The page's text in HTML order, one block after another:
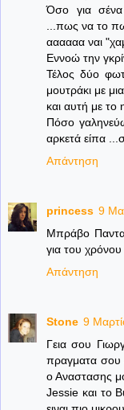
Όσο για
...πως να το
αααααα ναι
Εννοώ την
Τέλος δύο
μουτράκι με
και αυτή με το
Πόσο
αρκετά είπα
Απάντηση
princess 9
Μπράβο
για του χρόνου
Απάντηση
Stone 9
Γεια σου
πραγματα σου
ο Αναστασης
Jessie και το